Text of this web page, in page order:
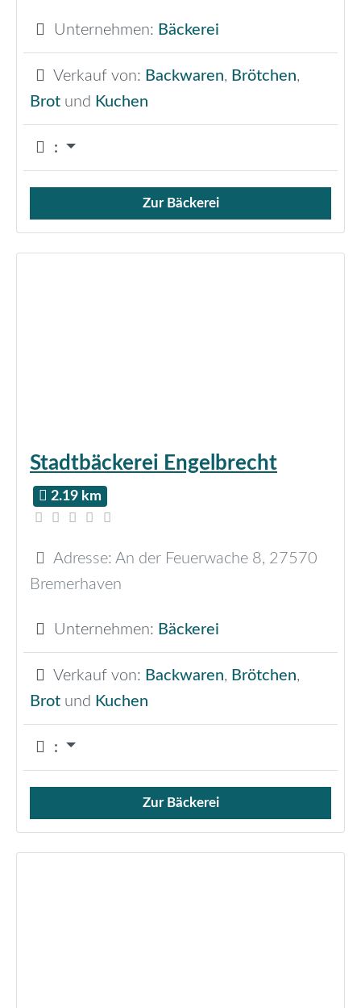
Unternehmen: Bäckerei
Verkauf von: Backwaren, Brötchen,
Brot und Kuchen
:
Verkauf von Brötchen,
Zur Bäckerei
Stadtbäckerei Engelbrecht
2.19 km
Adresse: An der Feuerwache 8, 27570
Bremerhaven
Unternehmen: Bäckerei
Verkauf von: Backwaren, Brötchen,
Brot und Kuchen
:
Verkauf von Brötchen,
Zur Bäckerei